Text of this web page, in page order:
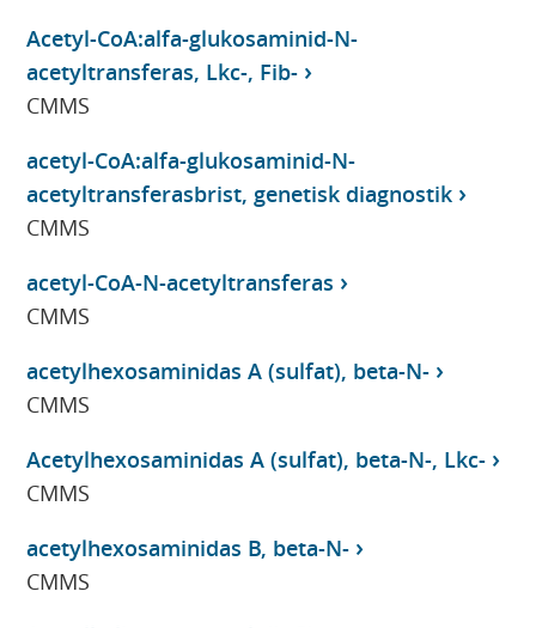
Acetyl-CoA:alfa-glukosaminid-N-
acetyltransferas, Lkc-, Fib-
CMMS
acetyl-CoA:alfa-glukosaminid-N-
acetyltransferasbrist, genetisk diagnostik
CMMS
acetyl-CoA-N-acetyltransferas
CMMS
acetylhexosaminidas A (sulfat), beta-N-
CMMS
Acetylhexosaminidas A (sulfat), beta-N-, Lkc-
CMMS
acetylhexosaminidas B, beta-N-
CMMS